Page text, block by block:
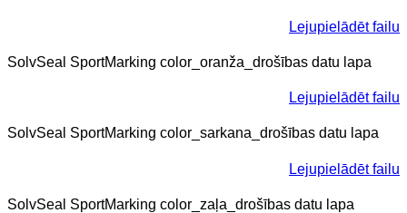
Lejupielādēt failu
SolvSeal SportMarking color_oranža_drošības datu lapa
Lejupielādēt failu
SolvSeal SportMarking color_sarkana_drošības datu lapa
Lejupielādēt failu
SolvSeal SportMarking color_zaļa_drošības datu lapa